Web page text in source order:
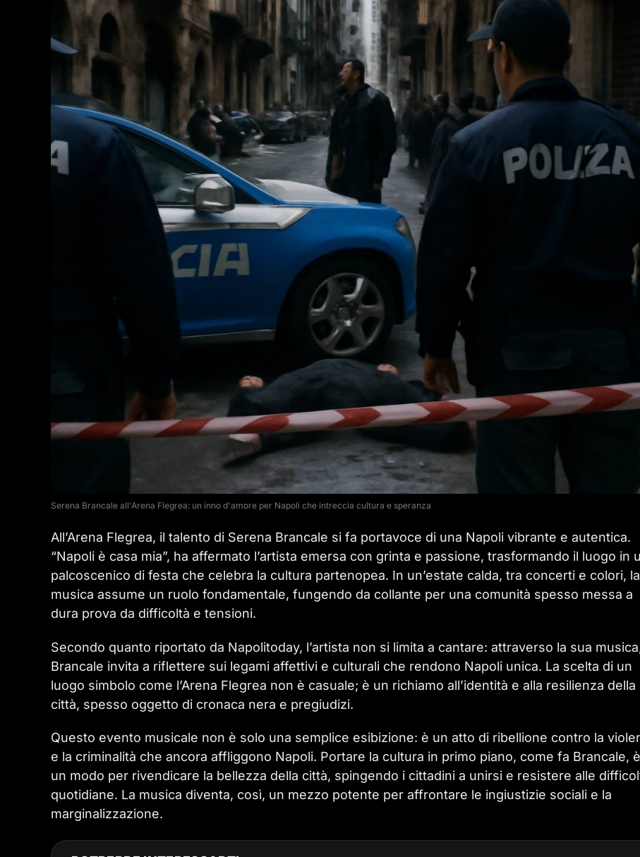
Serena Brancale all'Arena Flegrea: un inno d'amore per Napoli che intreccia cultura e speranza
All’Arena Flegrea, il talento di Serena Brancale si fa portavoce di una Napoli vibrante e autentica.
“Napoli è casa mia”, ha affermato l’artista emersa con grinta e passione, trasformando il luogo in
palcoscenico di festa che celebra la cultura partenopea. In un’estate calda, tra concerti e colori, la
musica assume un ruolo fondamentale, fungendo da collante per una comunità spesso messa a
dura prova da difficoltà e tensioni.
Secondo quanto riportato da Napolitoday, l’artista non si limita a cantare: attraverso la sua
Brancale invita a riflettere sui legami affettivi e culturali che rendono Napoli unica. La scelta di un
luogo simbolo come l’Arena Flegrea non è casuale; è un richiamo all’identità e alla resilienza della
città, spesso oggetto di cronaca nera e pregiudizi.
Questo evento musicale non è solo una semplice esibizione: è un atto di ribellione contro la
e la criminalità che ancora affliggono Napoli. Portare la cultura in primo piano, come fa Brancale, è
un modo per rivendicare la bellezza della città, spingendo i cittadini a unirsi e resistere alle
quotidiane. La musica diventa, così, un mezzo potente per affrontare le ingiustizie sociali e la
marginalizzazione.